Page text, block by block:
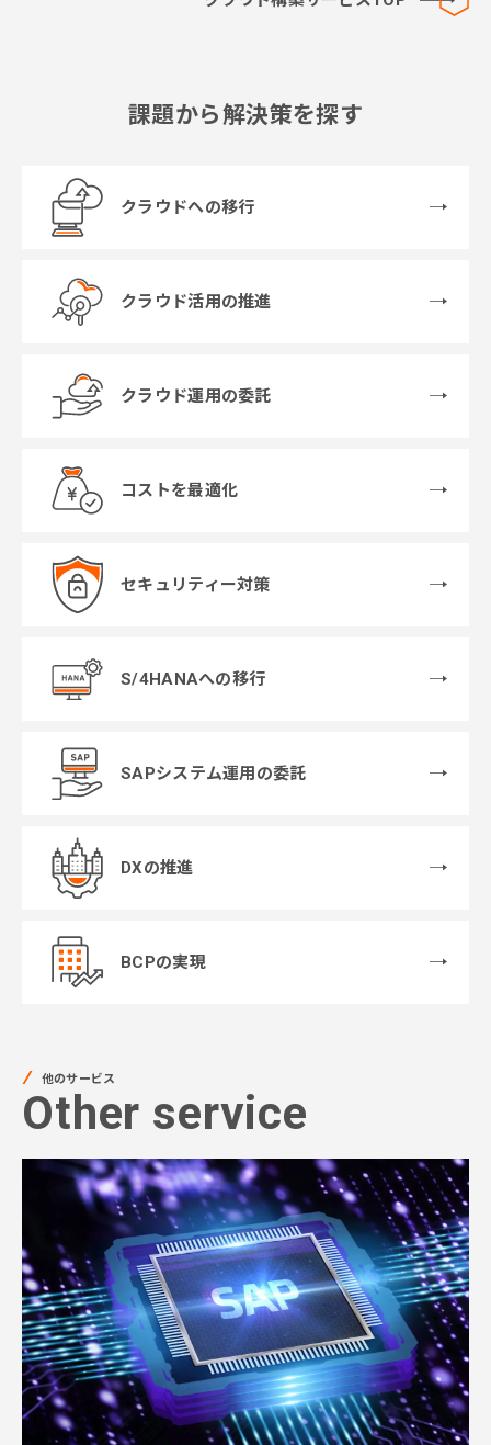
課題から解決策を探す
クラウドへの移行
クラウド活用の推進
クラウド運用の委託
コストを最適化
セキュリティー対策
S/4HANAへの移行
SAPシステム運用の委託
DXの推進
BCPの実現
他のサービス
Other service